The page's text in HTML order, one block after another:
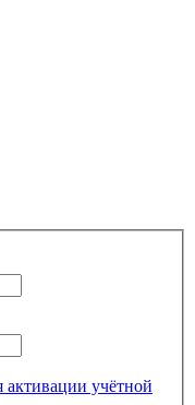
учётной